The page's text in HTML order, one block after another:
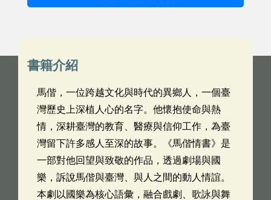
書籍介紹
馬偕，一位跨越文化與時代的異鄉人，一個臺
灣歷史上深植人心的名字。他懷抱使命與熱
情，深耕臺灣的教育、醫療與信仰工作，為臺
灣留下許多感人至深的故事。《馬偕情書》是
一部對他回望與致敬的作品，透過劇場與國
樂，訴說馬偕與臺灣、與人之間的動人情誼。
本劇以國樂為核心語彙，融合戲劇、歌詠與舞